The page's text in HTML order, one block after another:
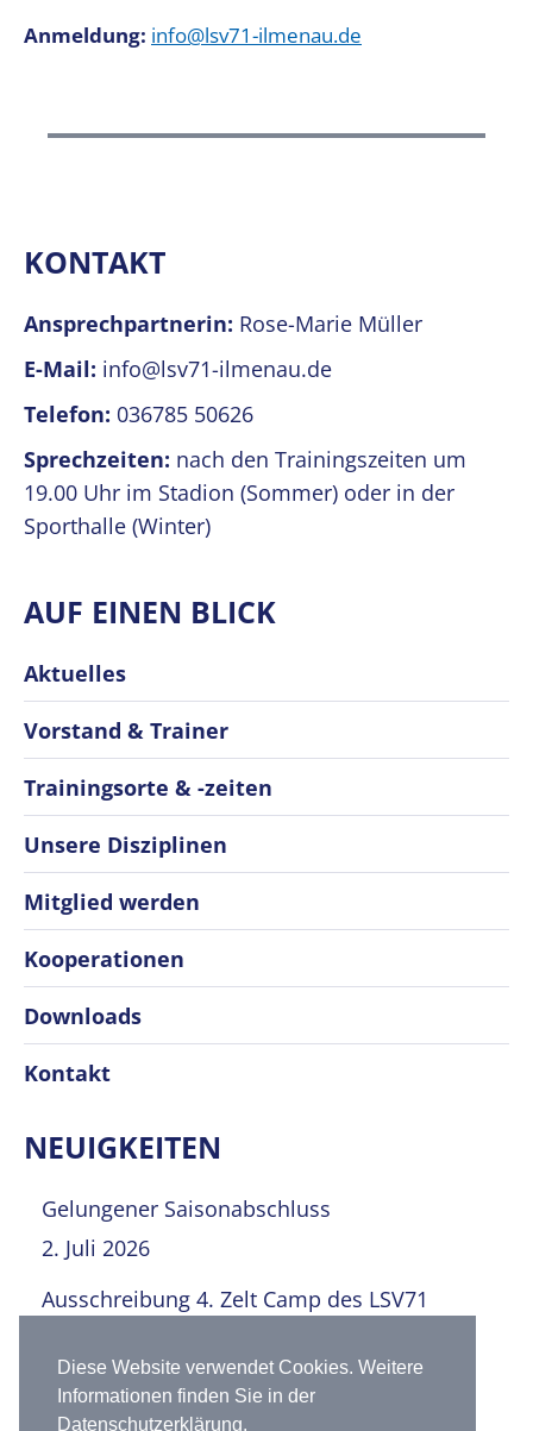
Anmeldung: info@lsv71-ilmenau.de
KONTAKT
Ansprechpartnerin: Rose-Marie Müller
E-Mail: info@lsv71-ilmenau.de
Telefon: 036785 50626
Sprechzeiten: nach den Trainingszeiten um
19.00 Uhr im Stadion (Sommer) oder in der
Sporthalle (Winter)
AUF EINEN BLICK
Aktuelles
Vorstand & Trainer
Trainingsorte & -zeiten
Unsere Disziplinen
Mitglied werden
Kooperationen
Downloads
Kontakt
NEUIGKEITEN
Gelungener Saisonabschluss
2. Juli 2026
Ausschreibung 4. Zelt Camp des LSV71
52. Rennsteiglauf – Juniorcross 2026
Diese Website verwendet Cookies. Weitere
Informationen finden Sie in der
Datenschutzerklärung.